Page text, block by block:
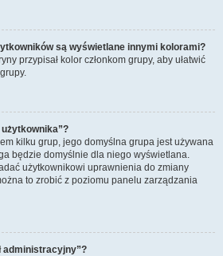
są wyświetlane innymi kolorami?
przypisał kolor członkom grupy, aby ułatwić
kilku grup, jego domyślna grupa jest używana
będzie domyślnie dla niego wyświetlana.
użytkownikowi uprawnienia do zmiany
to zrobić z poziomu panelu zarządzania
administracyjny”?